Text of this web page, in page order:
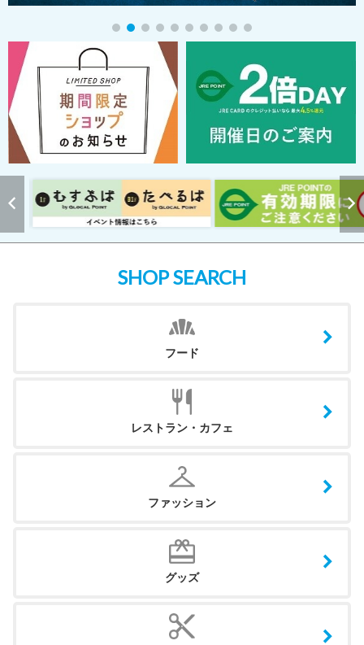
SHOP SEARCH
フード
レストラン・カフェ
ファッション
グッズ